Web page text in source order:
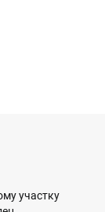
участку